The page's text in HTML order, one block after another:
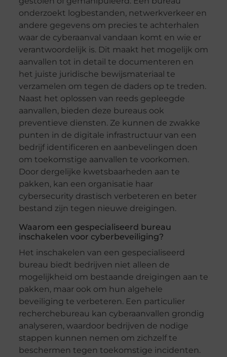
onderzoekt logbestanden, netwerkverkeer en
andere gegevens om precies te achterhalen
waar de cyberaanval vandaan komt en wie er
verantwoordelijk is. Dit maakt het mogelijk om
aanvallen tot in detail te documenteren en
het juiste juridische bewijsmateriaal te
verzamelen om tegen de daders op te treden.
Naast het oplossen van reeds gepleegde
aanvallen, bieden deze bureaus ook
preventieve diensten. Ze kunnen de zwakke
punten in de digitale infrastructuur van een
bedrijf identificeren en aanbevelingen doen
om toekomstige aanvallen te voorkomen.
Door dergelijke kwetsbaarheden aan te
pakken, kan een organisatie haar
cybersecurity drastisch verbeteren en beter
bestand zijn tegen nieuwe dreigingen.
Waarom een gespecialiseerd bureau
inschakelen voor cyberbeveiliging?
Het inschakelen van een gespecialiseerd
bureau biedt bedrijven niet alleen de
mogelijkheid om bestaande dreigingen aan te
pakken, maar ook om hun algehele
beveiliging te verbeteren. Een particulier
recherchebureau kan cyberaanvallen grondig
analyseren, waardoor bedrijven de nodige
stappen kunnen nemen om zichzelf te
beschermen tegen toekomstige incidenten.